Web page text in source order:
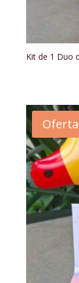
Kit de 1 Duo